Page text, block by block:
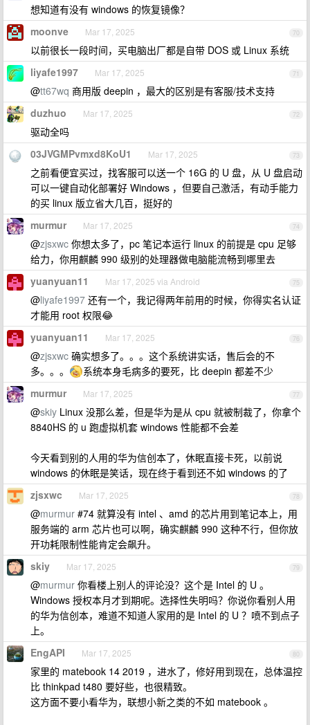
想知道有没有 windows 的恢复镜像？
70
moonve Mar 17, 2025
以前很长一段时间，买电脑出厂都是自带 DOS 或 Linux 系统
71
liyafe1997 Mar 17, 2025
@tt67wq 商用版 deepin ，最大的区别是有客服/技术支持
72
duzhuo Mar 17, 2025
驱动全吗
73
03JVGMPvmxd8KoU1 Mar 17, 2025
之前看便宜买过，找客服可以送一个 16G 的 U 盘，从 U 盘启动
可以一键自动化部署好 Windows ，但要自己激活，有动手能力
的买 linux 版立省大几百，挺好的
74
murmur Mar 17, 2025
@zjsxwc 你想太多了，pc 笔记本运行 linux 的前提是 cpu 足够
给力，你用麒麟 990 级别的处理器做电脑能流畅到哪里去
75
yuanyuan11 Mar 17, 2025 via Android
@liyafe1997 还有一个，我记得两年前用的时候，你得实名认证
才能用 root 权限😂
76
yuanyuan11 Mar 17, 2025
@zjsxwc 确实想多了。。。这个系统讲实话，售后会的不
多。。。
系统本身毛病多的要死，比 deepin 都差不少
77
murmur Mar 17, 2025
@skiy Linux 没那么差，但是华为是从 cpu 就被制裁了，你拿个
8840HS 的 u 跑虚拟机套 windows 性能都不会差
今天看到别的人用的华为信创本了，休眠直接卡死，以前说
windows 的休眠是笑话，现在终于看到还不如 windows 的了
78
zjsxwc Mar 17, 2025
@murmur #74 就算没有 intel 、amd 的芯片用到笔记本上，用
服务端的 arm 芯片也可以啊，确实麒麟 990 这种不行，但你放
开功耗限制性能肯定会飙升。
79
skiy Mar 17, 2025
@murmur 你看楼上别人的评论没？这个是 Intel 的 U 。
Windows 授权本月才到期呢。选择性失明吗？你说你看别人用
的华为信创本，难道不知道人家用的是 Intel 的 U ？喷不到点子
上。
80
EngAPI Mar 17, 2025
家里的 matebook 14 2019 ，进水了，修好用到现在，总体温控
比 thinkpad t480 要好些，也很精致。
这方面不要小看华为，联想小新之类的不如 matebook 。